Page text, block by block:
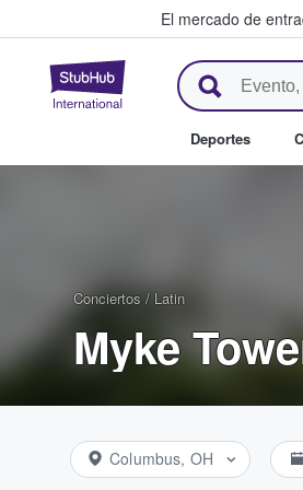
El mercado de
StubHub:
Deportes
Conciertos / Latin
Myke
Columbus, OH